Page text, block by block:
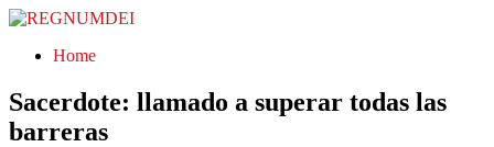
REGNUMDEI
Home
Sacerdote: llamado a superar todas las
barreras